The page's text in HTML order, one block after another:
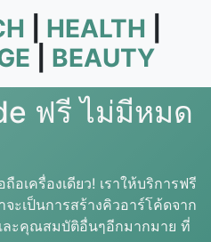
HEALTH
BEAUTY
ฟรี ไม่มีหมด
อเครื่องเดียว! เราให้บริการฟรี
จะเป็นการสร้างคิวอาร์โค้ดจาก
ละคุณสมบัติอื่นๆอีกมากมาย ที่